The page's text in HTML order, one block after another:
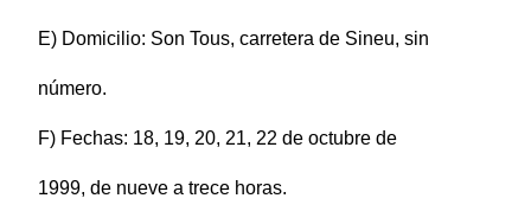
E) Domicilio: Son Tous, carretera de Sineu, sin
número.
F) Fechas: 18, 19, 20, 21, 22 de octubre de
1999, de nueve a trece horas.